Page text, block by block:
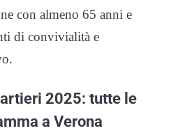
con almeno 65 anni e
di convivialità e
2025: tutte le
a Verona